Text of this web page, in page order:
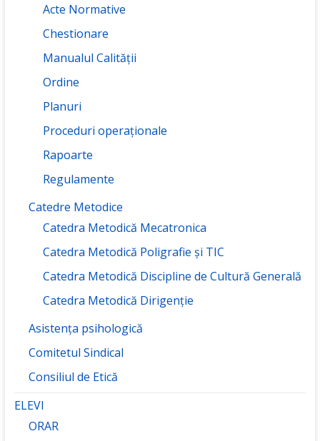
Acte Normative
Chestionare
Manualul Calității
Ordine
Planuri
Proceduri operaționale
Rapoarte
Regulamente
Catedre Metodice
Catedra Metodică Mecatronica
Catedra Metodică Poligrafie și TIC
Catedra Metodică Discipline de Cultură Generală
Catedra Metodică Dirigenție
Asistența psihologică
Comitetul Sindical
Consiliul de Etică
ELEVI
ORAR